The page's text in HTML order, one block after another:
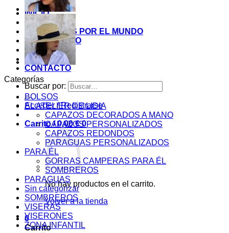
INICIO
TIENDA
MIS COSITAS POR EL MUNDO
EL COMIENZO
BLOG
PAGOS
CONTACTO
Buscar por:
Acceder / Registrarse
Carrito /0,00€ 0
No hay productos en el carrito.
Volver a la tienda
0
Carrito
Categorías
BOLSOS
EL ATELIER DE LIDIA
CAPAZOS DECORADOS A MANO
CAPAZOS PERSONALIZADOS
CAPAZOS REDONDOS
PARAGUAS PERSONALIZADOS
PARA ÉL
GORRAS CAMPERAS PARA ÉL
SOMBREROS
PARAGUAS
Sin categorizar
SOMBREROS
VISERAS
VISERONES
ZONA INFANTIL